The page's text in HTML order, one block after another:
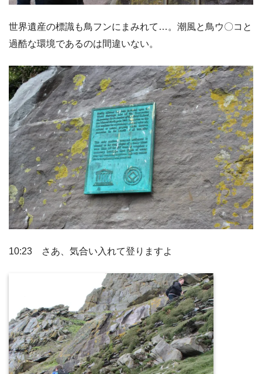
世界遺産の標識も鳥フンにまみれて…。潮風と鳥ウ〇コと
過酷な環境であるのは間違いない。
10:23 さあ、気合い入れて登りますよ